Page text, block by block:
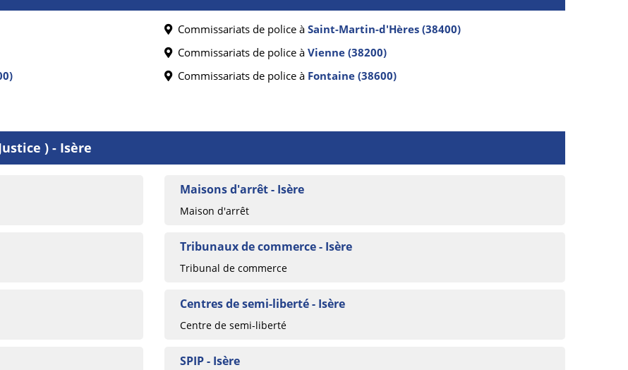
Commissariats de police à Saint-Martin-d'Hères (38400)
Commissariats de police à Vienne (38200)
Commissariats de police à Fontaine (38600)
) - Isère
Maisons d'arrêt - Isère
Maison d'arrêt
Tribunaux de commerce - Isère
Tribunal de commerce
Centres de semi-liberté - Isère
Centre de semi-liberté
SPIP - Isère